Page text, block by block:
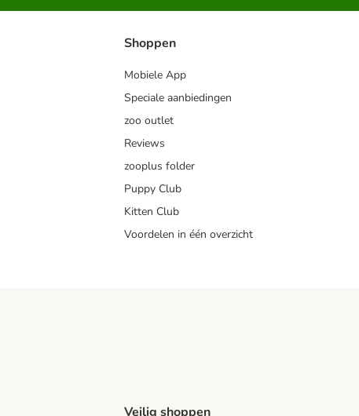
Shoppen
Mobiele App
Speciale aanbiedingen
zoo outlet
Reviews
zooplus folder
Puppy Club
Kitten Club
Voordelen in één overzicht
Veilig shoppen